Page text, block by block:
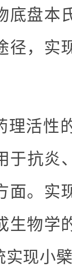
底盘本
径，实
理活性
于抗炎
面。实
生物学
实现小